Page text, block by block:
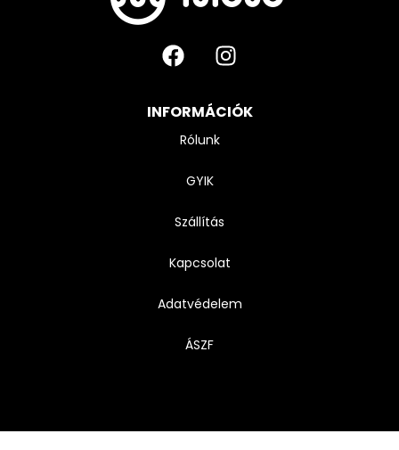
INFORMÁCIÓK
Rólunk
GYIK
Szállítás
Kapcsolat
Adatvédelem
ÁSZF